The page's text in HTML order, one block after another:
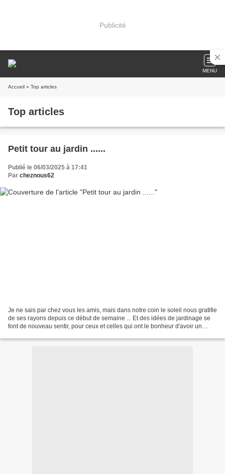
Publicité
MENU
Accueil » Top articles
Top articles
Petit tour au jardin ......
Publié le 06/03/2025 à 17:41
Par cheznous62
Je ne sais par chez vous les amis, mais dans notre coin le soleil nous gratifie
de ses rayons depuis ce début de semaine ... Et des idées de jardinage se
font de nouveau sentir, pour ceux et celles qui ont le bonheur d'avoir un